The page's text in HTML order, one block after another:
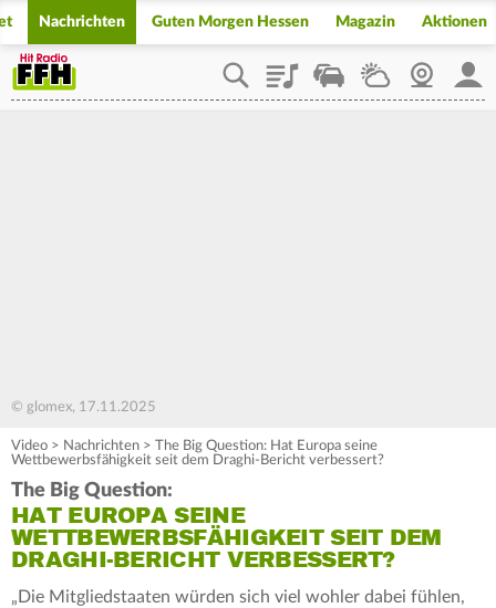
Nachrichten Guten Morgen Hessen Magazin Aktionen
PlaylistStaupilotWetterWebcam
© glomex, 17.11.2025
Video > Nachrichten > The Big Question: Hat Europa seine
Wettbewerbsfähigkeit seit dem Draghi-Bericht verbessert?
The Big Question:
HAT EUROPA SEINE
WETTBEWERBSFÄHIGKEIT SEIT DEM
DRAGHI-BERICHT VERBESSERT?
„Die Mitgliedstaaten würden sich viel wohler dabei fühlen,